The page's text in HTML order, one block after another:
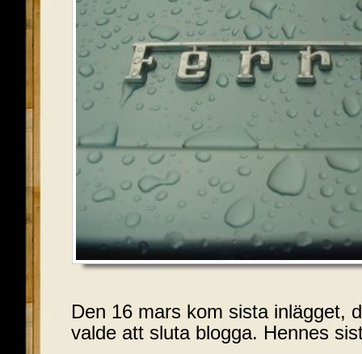
Den 16 mars kom sista inlägget,
valde att sluta blogga. Hennes